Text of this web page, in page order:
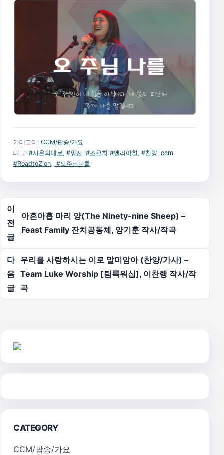
카테고리: CCM/팝송/가요
태그: #시온의대로 #워십 #조은희 #엘리야한 #찬양 ccm
#RoadtoZion
​ #오주님나를
글 탐색
이
전
글
아흔아홉 마리 양(The Ninety-nine Sheep) –
Feast Family 잔치공동체, 양기훈 작사/작곡
다
음
글
우리를 사랑하시는 이로 말미암아 (찬양/가사) –
Team Luke Worship [팀룩워십], 이찬행 작사/작
곡
CATEGORY
CCM/팝송/가요